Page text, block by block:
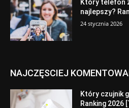
Który telefon
najlepszy?
24 stycznia 2026
NAJCZĘSCIEJ
Który czujnik
Ranking 2026